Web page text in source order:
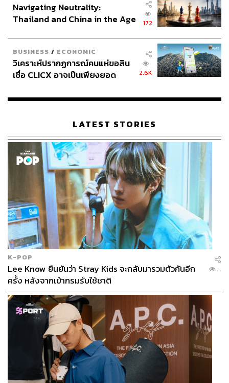
Navigating Neutrality:
Thailand and China in the Age
172
BUSINESS / ECONOMIC
วิเคราะห์ปรากฏการณ์คนแห่ขอสิน
เชื่อ CLICX อาจเป็นเพียงยอด
เรือนไทยที่ถูกซุกไว้
2.6K
LATEST STORIES
K-POP
Lee Know ยืนยันว่า Stray Kids จะกลับมารวมตัวกันอีก
ครั้ง หลังจากเข้ากรมรับใช้ชาติ
...